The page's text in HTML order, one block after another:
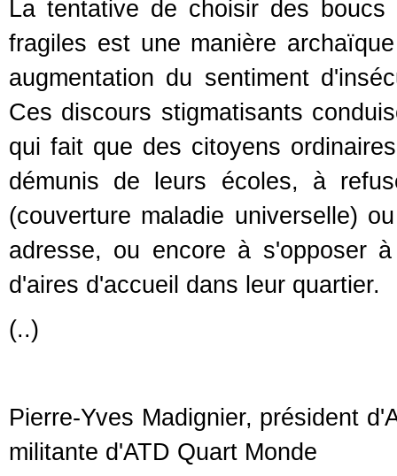
La tentative de choisir des
fragiles est une manière
augmentation du sentiment
Ces discours stigmatisants
qui fait que des citoyens
démunis de leurs écoles, à
(couverture maladie universelle)
adresse, ou encore à s'opposer
d'aires d'accueil dans leur quartier.
(..)
Pierre-Yves Madignier, président
militante d'ATD Quart Monde